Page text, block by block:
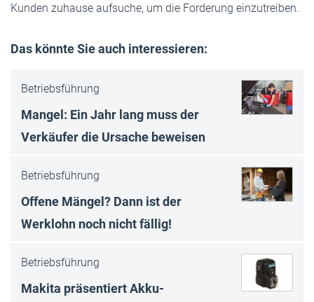
Kunden zuhause aufsuche, um die Forderung einzutreiben.
Das könnte Sie auch interessieren:
Betriebsführung
Mangel: Ein Jahr lang muss der
Verkäufer die Ursache beweisen
Betriebsführung
Offene Mängel? Dann ist der
Werklohn noch nicht fällig!
Betriebsführung
Makita präsentiert Akku-